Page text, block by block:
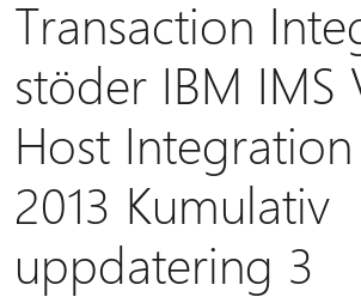
Transaction
stöder IBM IMS
Host
2013 Kumulativ
uppdatering 3